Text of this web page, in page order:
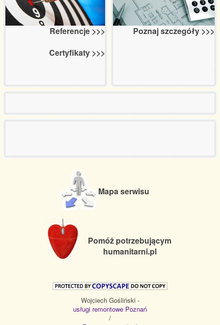
Referencje >>>
Certyfikaty >>>
Poznaj szczegóły >>>
Mapa serwisu
Pomóż potrzebującym
humanitarni.pl
Wojciech Gośliński -
usługi remontowe Poznań
/